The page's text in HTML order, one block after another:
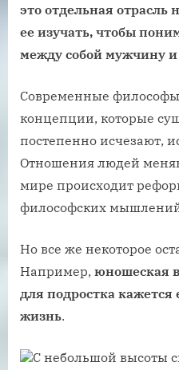
это отдельная отрасль
ее изучать, чтобы
между собой мужчину
Современные
концепции, которые
постепенно исчезают,
Отношения людей
мире происходит
философских
Но все же некоторое
Например, юношеская
для подростка
жизнь.
С небольшой высоты